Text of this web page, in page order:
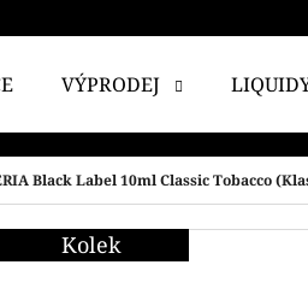
VÝPRODEJ
Black Label 10ml Classic Tobacco
Kolek